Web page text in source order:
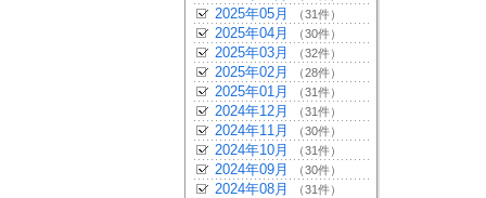
2025年05月 （31件）
2025年04月 （30件）
2025年03月 （32件）
2025年02月 （28件）
2025年01月 （31件）
2024年12月 （31件）
2024年11月 （30件）
2024年10月 （31件）
2024年09月 （30件）
2024年08月 （31件）